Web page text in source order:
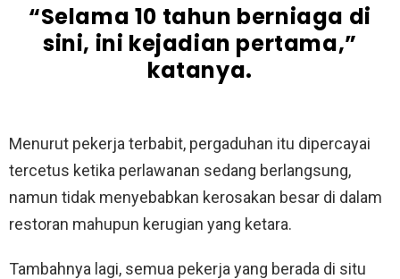
“Selama 10 tahun berniaga di
sini, ini kejadian pertama,”
katanya.
Menurut pekerja terbabit, pergaduhan itu dipercayai
tercetus ketika perlawanan sedang berlangsung,
namun tidak menyebabkan kerosakan besar di dalam
restoran mahupun kerugian yang ketara.
Tambahnya lagi, semua pekerja yang berada di situ